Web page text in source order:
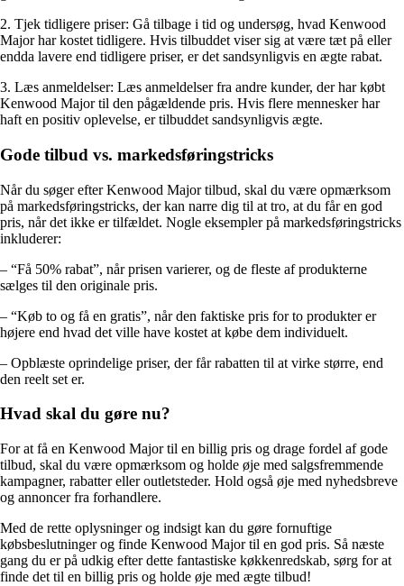
2. Tjek tidligere priser: Gå tilbage i tid og undersøg, hvad Kenwood
Major har kostet tidligere. Hvis tilbuddet viser sig at være tæt på eller
endda lavere end tidligere priser, er det sandsynligvis en ægte rabat.
3. Læs anmeldelser: Læs anmeldelser fra andre kunder, der har købt
Kenwood Major til den pågældende pris. Hvis flere mennesker har
haft en positiv oplevelse, er tilbuddet sandsynligvis ægte.
Gode tilbud vs. markedsføringstricks
Når du søger efter Kenwood Major tilbud, skal du være opmærksom
på markedsføringstricks, der kan narre dig til at tro, at du får en god
pris, når det ikke er tilfældet. Nogle eksempler på markedsføringstricks
inkluderer:
– “Få 50% rabat”, når prisen varierer, og de fleste af produkterne
sælges til den originale pris.
– “Køb to og få en gratis”, når den faktiske pris for to produkter er
højere end hvad det ville have kostet at købe dem individuelt.
– Opblæste oprindelige priser, der får rabatten til at virke større, end
den reelt set er.
Hvad skal du gøre nu?
For at få en Kenwood Major til en billig pris og drage fordel af gode
tilbud, skal du være opmærksom og holde øje med salgsfremmende
kampagner, rabatter eller outletsteder. Hold også øje med nyhedsbreve
og annoncer fra forhandlere.
Med de rette oplysninger og indsigt kan du gøre fornuftige
købsbeslutninger og finde Kenwood Major til en god pris. Så næste
gang du er på udkig efter dette fantastiske køkkenredskab, sørg for at
finde det til en billig pris og holde øje med ægte tilbud!